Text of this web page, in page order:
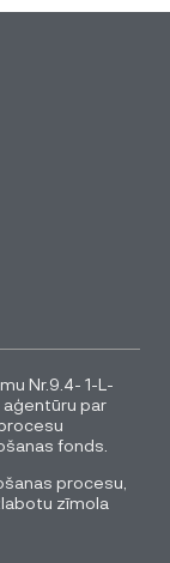
Nr.9.4- 1-L-
par
fonds.
procesu,
zīmola